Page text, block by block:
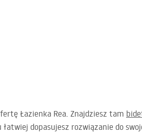
Łazienka Rea. Znajdziesz tam
dopasujesz rozwiązanie do